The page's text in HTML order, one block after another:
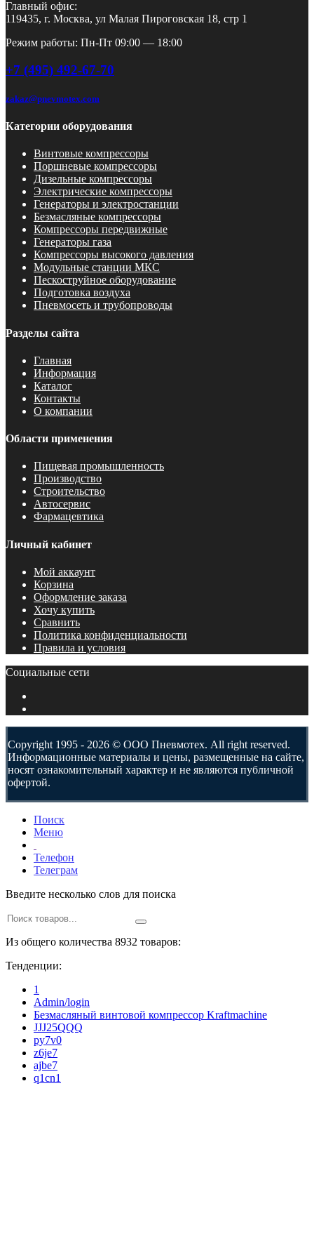
Главный офис:
119435, г. Москва, ул Малая Пироговская 18, стр 1
Режим работы: Пн-Пт 09:00 — 18:00
+7 (495) 492-67-70
zakaz@pnevmotex.com
Категории оборудования
Винтовые компрессоры
Поршневые компрессоры
Дизельные компрессоры
Электрические компрессоры
Генераторы и электростанции
Безмасляные компрессоры
Компрессоры передвижные
Генераторы газа
Компрессоры высокого давления
Модульные станции МКС
Пескоструйное оборудование
Подготовка воздуха
Пневмосеть и трубопроводы
Разделы сайта
Главная
Информация
Каталог
Контакты
О компании
Области применения
Пищевая промышленность
Производство
Строительство
Автосервис
Фармацевтика
Личный кабинет
Мой аккаунт
Корзина
Оформление заказа
Хочу купить
Сравнить
Политика конфиденциальности
Правила и условия
Социальные сети
Copyright 1995 - 2026 © ООО Пневмотех. All right reserved.
Информационные материалы и цены, размещенные на сайте,
носят ознакомительный характер и не являются публичной
офертой.
Поиск
Меню
Телефон
Телеграм
Введите несколько слов для поиска
Из общего количества 8932 товаров:
Тенденции:
1
Admin/login
Безмасляный винтовой компрессор Kraftmaсhine
JJJ25QQQ
py7v0
z6je7
ajbe7
q1cn1